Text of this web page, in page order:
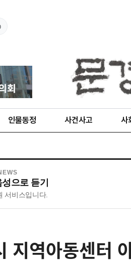
인물동정 사건사고 사
으로 듣기
서비스입니다.
지역아동센터